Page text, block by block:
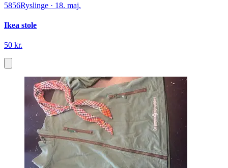
5856Ryslinge · 18. maj.
Ikea stole
50 kr.